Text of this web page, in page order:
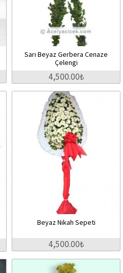
Sarı Beyaz Gerbera Cenaze
Çelengi
4,500.00₺
Beyaz Nikah Sepeti
4,500.00₺